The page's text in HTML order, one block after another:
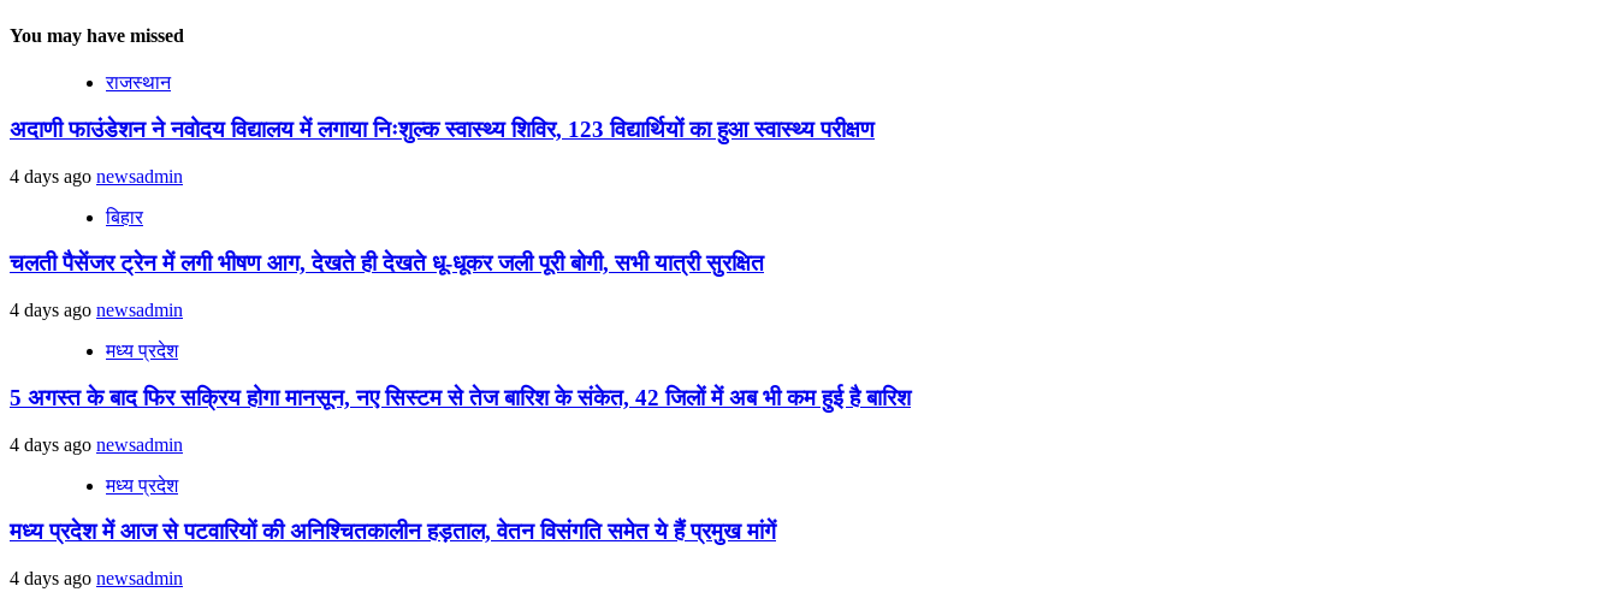
You may have missed
राजस्थान
अदाणी फाउंडेशन ने नवोदय विद्यालय में लगाया निःशुल्क स्वास्थ्य शिविर, 123 विद्यार्थियों का हुआ स्वास्थ्य परीक्षण
4 days ago newsadmin
बिहार
चलती पैसेंजर ट्रेन में लगी भीषण आग, देखते ही देखते धू-धूकर जली पूरी बोगी, सभी यात्री सुरक्षित
4 days ago newsadmin
मध्य प्रदेश
5 अगस्त के बाद फिर सक्रिय होगा मानसून, नए सिस्टम से तेज बारिश के संकेत, 42 जिलों में अब भी कम हुई है बारिश
4 days ago newsadmin
मध्य प्रदेश
मध्य प्रदेश में आज से पटवारियों की अनिश्चितकालीन हड़ताल, वेतन विसंगति समेत ये हैं प्रमुख मांगें
4 days ago newsadmin